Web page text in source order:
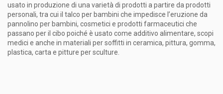
usato in produzione di una varietà di prodotti a partire da prodotti
personali, tra cui il talco per bambini che impedisce l’eruzione da
pannolino per bambini, cosmetici e prodotti farmaceutici che
passano per il cibo poiché è usato come additivo alimentare, scopi
medici e anche in materiali per soffitti in ceramica, pittura, gomma,
plastica, carta e pitture per sculture.